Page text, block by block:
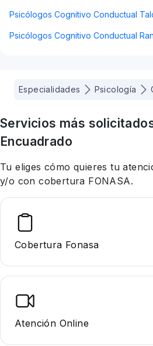
Psicólogos Cognitivo Conductual
Psicólogos Cognitivo Conductual
Especialidades Psicología
Servicios más
Encuadrado
Tu eliges cómo quieres tu
y/o con cobertura FONASA.
Cobertura Fonasa
Atención Online